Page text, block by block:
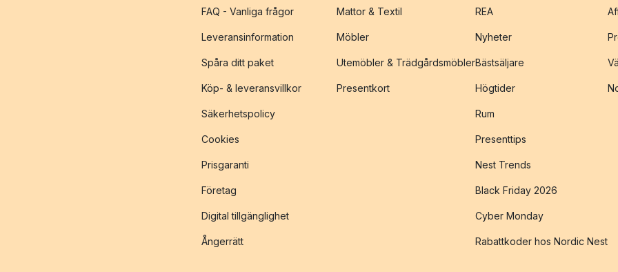
FAQ - Vanliga frågor
Leveransinformation
Spåra ditt paket
Köp- & leveransvillkor
Säkerhetspolicy
Cookies
Prisgaranti
Företag
Digital tillgänglighet
Ångerrätt
Mattor & Textil
Möbler
Utemöbler & Trädgårdsmöbler
Presentkort
REA
Nyheter
Bästsäljare
Högtider
Rum
Presenttips
Nest Trends
Black Friday 2026
Cyber Monday
Rabattkoder hos Nordic Nest